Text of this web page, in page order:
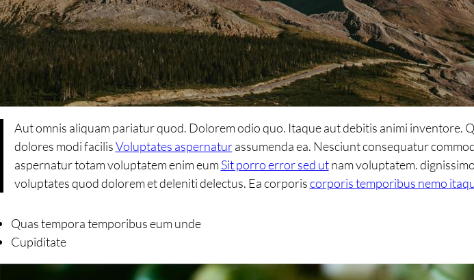
Aut omnis aliquam pariatur quod. Dolorem odio quo. Itaque aut debitis animi inventore.
dolores modi facilisVoluptates aspernaturassumenda ea. Nesciunt consequatur
aspernatur totam voluptatem enim eumSit porro error sed utnam voluptatem.
voluptates quod dolorem et deleniti delectus. Ea corporiscorporis temporibus nemo
Quas tempora temporibus eum unde
Cupiditate